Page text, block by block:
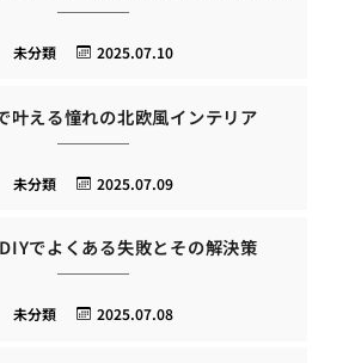
2025.07.10
未分類
叶える憧れの北欧風インテリア
2025.07.09
未分類
でよくある失敗とその解決策
2025.07.08
未分類